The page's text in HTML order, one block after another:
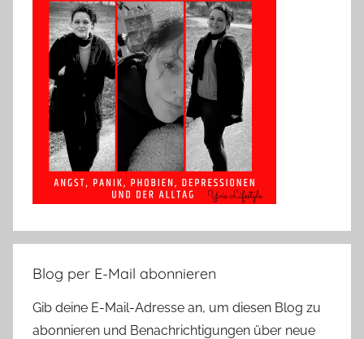
Blog per E-Mail abonnieren
Gib deine E-Mail-Adresse an, um diesen Blog zu
abonnieren und Benachrichtigungen über neue